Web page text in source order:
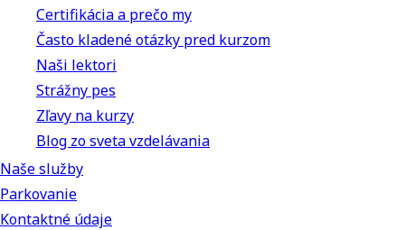
Certifikácia a prečo my
Často kladené otázky pred kurzom
Naši lektori
Strážny pes
Zľavy na kurzy
Blog zo sveta vzdelávania
Naše služby
Parkovanie
Kontaktné údaje